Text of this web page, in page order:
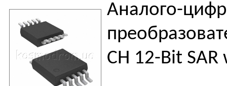
Аналого-
CH 12-Bit